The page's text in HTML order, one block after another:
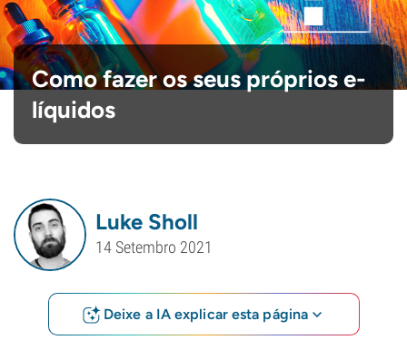
Como fazer os seus próprios e-
líquidos
Luke Sholl
14 Setembro 2021
Deixe a IA explicar esta página